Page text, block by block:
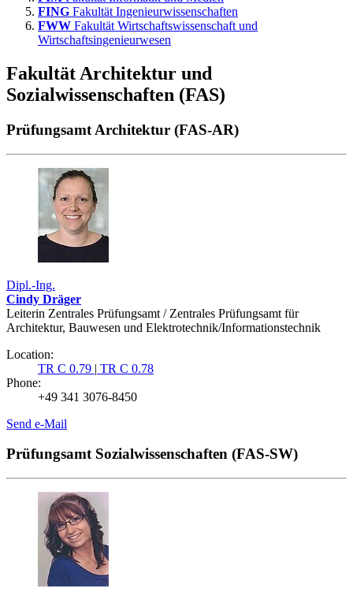
FING Fakultät Ingenieurwissenschaften
FWW Fakultät Wirtschaftswissenschaft und
Wirtschaftsingenieurwesen
Fakultät Architektur und
Sozialwissenschaften (FAS)
Prüfungsamt Architektur (FAS-AR)
Dipl.-Ing.
Cindy Dräger
Leiterin Zentrales Prüfungsamt / Zentrales Prüfungsamt für
Architektur, Bauwesen und Elektrotechnik/Informationstechnik
Location:
TR C 0.79 | TR C 0.78
Phone:
+49 341 3076-8450
Send e-Mail
Prüfungsamt Sozialwissenschaften (FAS-SW)